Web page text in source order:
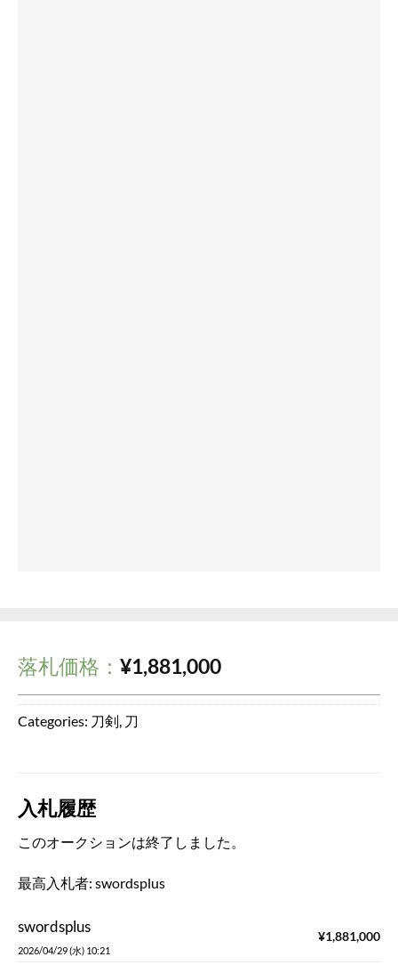
落札価格： ¥1,881,000
Categories: 刀剣, 刀
入札履歴
このオークションは終了しました。
最高入札者: swordsplus
swordsplus
2026/04/29 (水) 10:21
¥1,881,000